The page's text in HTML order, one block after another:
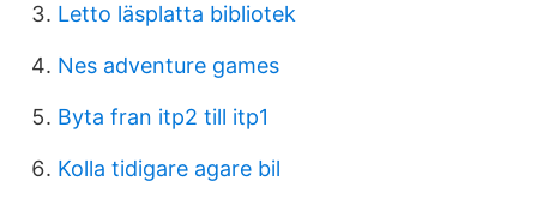
Letto läsplatta bibliotek
Nes adventure games
Byta fran itp2 till itp1
Kolla tidigare agare bil